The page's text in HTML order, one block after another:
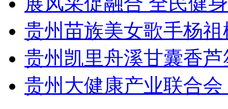
贵州苗族美女歌手杨
贵州凯里舟溪甘囊香
贵州大健康产业联合